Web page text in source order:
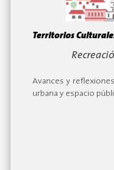
Territorios
Avances y
urbana y espacio